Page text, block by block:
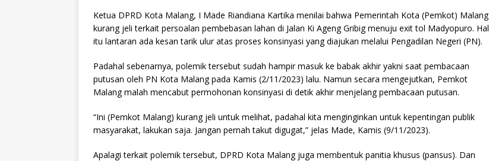
Ketua DPRD Kota Malang, I Made Riandiana Kartika menilai bahwa Pemerintah Kota (Pemkot) Malang
kurang jeli terkait persoalan pembebasan lahan di Jalan Ki Ageng Gribig menuju exit tol Madyopuro. Hal
itu lantaran ada kesan tarik ulur atas proses konsinyasi yang diajukan melalui Pengadilan Negeri (PN).
Padahal sebenarnya, polemik tersebut sudah hampir masuk ke babak akhir yakni saat pembacaan
putusan oleh PN Kota Malang pada Kamis (2/11/2023) lalu. Namun secara mengejutkan, Pemkot
Malang malah mencabut permohonan konsinyasi di detik akhir menjelang pembacaan putusan.
“Ini (Pemkot Malang) kurang jeli untuk melihat, padahal kita menginginkan untuk kepentingan publik
masyarakat, lakukan saja. Jangan pernah takut digugat,” jelas Made, Kamis (9/11/2023).
Apalagi terkait polemik tersebut, DPRD Kota Malang juga membentuk panitia khusus (pansus). Dan